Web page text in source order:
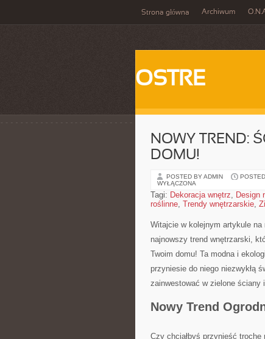
Strona główna Archiwum
OSTRE
NOWY TREND:
DOMU!
POSTED BY ADMIN
WYŁĄCZONA
Tagi: Dekoracja wnętrz, Design
roślinne, Trendy wnętrzarskie,
Witajcie w kolejnym⁣ artykule
najnowszy trend wnętrzarski,
Twoim⁤ domu! Ta modna i
przyniesie do niego niezwykłą
⁤zainwestować w ​zielone ściany
Nowy‌ Trend
Czy chciałbyś przynieść